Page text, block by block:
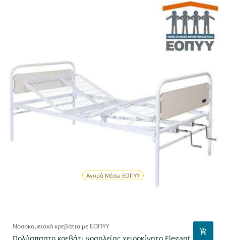
Αγορά Μέσω ΕΟΠΥΥ
Νοσοκομειακά κρεβάτια με ΕΟΠΥΥ